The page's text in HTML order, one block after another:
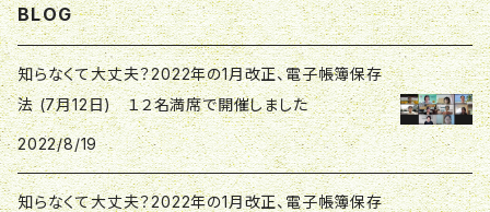
事業・資金サポート
事業・ビジネス：ウエブチケット
ライフプラン・ライフデザイン：ウエブチケット
初回相談
マネーライフ勉強会・ワークショップ
マネーライフ講座・勉強会：ウエブチケット
BLOG
知らなくて大丈夫？2022年の1月改正、電子帳簿保存
法 (7月12日) １２名満席で開催しました
2022/8/19
知らなくて大丈夫？2022年の1月改正、電子帳簿保存